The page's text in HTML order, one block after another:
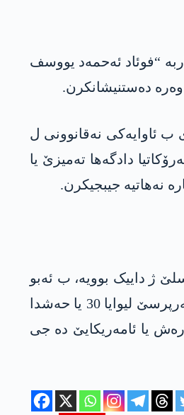
“فوئاد ئەحمەد یووسف
ب ئاوایەکی نەقانوونی ل
ڤە سکالا ل سەر هاتبوو تۆمارکرن و د رۆژا 30/1/2024 دە ژ ئالیێ سەرۆکاتیا دادگەها تەمیزێ یا
د هەمان دەم دە ئامر لیوایێ لیوایا 30 یا حەشدا شەعبی یە، د سالا 1971 دە ل مووسلێ ژ داییک بوویە، ب ئەبو
جەعفەر ئەل-شەبەکی تێ ناسکرن، برایێ حەنین قەدۆ پەرلەمانتەرێ ئیراقێ یە، د سالا 2015 دە ژ ئەلمانیایێ ڤەگەریایە ئیراقێ، بەرپرسێ لیوایا 30 یا حەشدا
د سالا 2019 دە د ناڤا کەسێن د لیستەیا رەش یا ئامەریکایێ دە جی